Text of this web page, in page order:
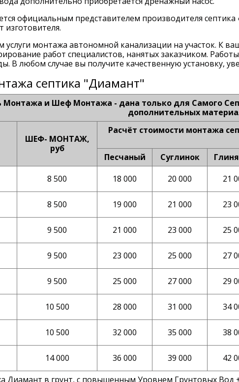
официальным представителем производителя
изготовителя.
услуги монтажа автономной канализации на участок. К
работ специалистов, нанятых заказчиком.
В любом случае вы получите качественную установку,
септика "Диамант"
Монтажа и Шеф Монтажа - дана только для Самого
дополнительных
ШЕФ- МОНТАЖ,
руб
Расчёт стоимости монтажа
Песчаный
Суглинок
8 500 18 000 20 000 21
8 500 19 000 21 000 23
9 500 21 000 23 000 25
9 500 23 000 25 000 27
9 500 25 000 27 000 29
10 500 28 000 31 000 34
10 500 32 000 35 000 38
14 000 36 000 39 000 42
Диамант в грунт, с повышенным Уровнем Грунтовых Вод